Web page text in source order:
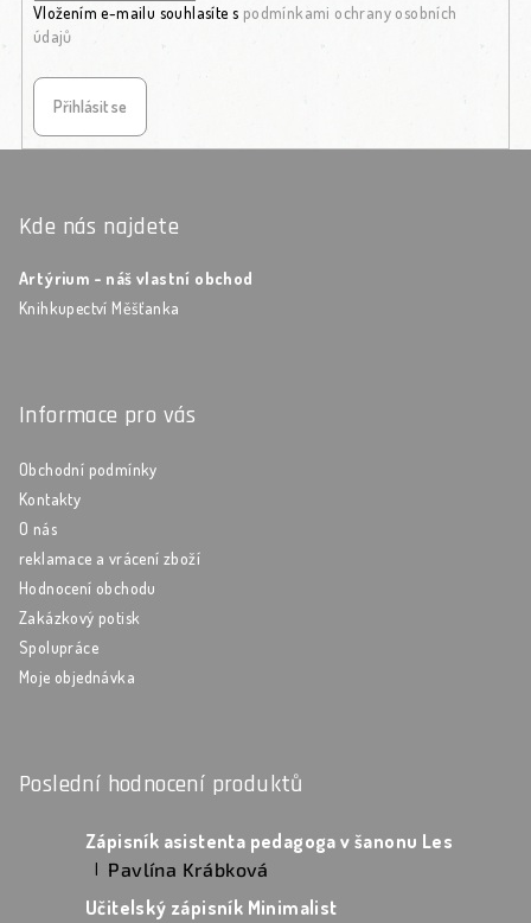
Vložením e-mailu souhlasíte s podmínkami ochrany osobních
údajů
Přihlásit se
Kde nás najdete
Artýrium - náš vlastní obchod
Knihkupectví Měšťanka
Informace pro vás
Obchodní podmínky
Kontakty
O nás
reklamace a vrácení zboží
Hodnocení obchodu
Zakázkový potisk
Spolupráce
Moje objednávka
Poslední hodnocení produktů
Zápisník asistenta pedagoga v šanonu Les
Hodnocení produktu je 5 z 5 hvězdiček.
| Pavlína Krábková
Učitelský zápisník Minimalist